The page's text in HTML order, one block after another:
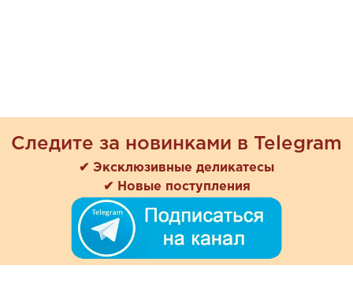
Следите за новинками в Telegram
✔ Эксклюзивные деликатесы
✔ Новые поступления